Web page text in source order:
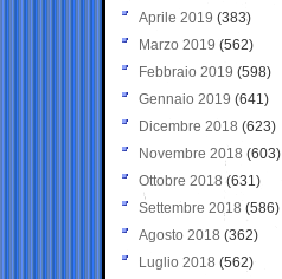
Aprile 2019 (383)
Marzo 2019 (562)
Febbraio 2019 (598)
Gennaio 2019 (641)
Dicembre 2018 (623)
Novembre 2018 (603)
Ottobre 2018 (631)
Settembre 2018 (586)
Agosto 2018 (362)
Luglio 2018 (562)